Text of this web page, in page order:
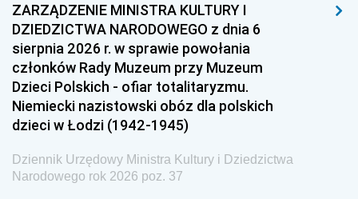
ZARZĄDZENIE MINISTRA KULTURY I
DZIEDZICTWA NARODOWEGO z dnia 6
sierpnia 2026 r. w sprawie powołania
członków Rady Muzeum przy Muzeum
Dzieci Polskich - ofiar totalitaryzmu.
Niemiecki nazistowski obóz dla polskich
dzieci w Łodzi (1942-1945)
Dziennik Urzędowy Ministra Kultury i Dziedzictwa
Narodowego rok 2026 poz. 37